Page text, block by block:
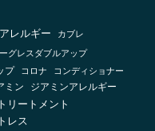
アレルギー カブレ
グレスダブルアップ
プ コロナ コンディショナー
ミン ジアミンアレルギー
トリートメント
レス